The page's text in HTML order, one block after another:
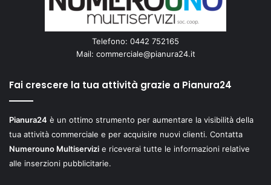
Telefono: 0442 752165
Mail: commerciale@pianura24.it
Fai crescere la tua attività grazie a Pianura24
Pianura24 è un ottimo strumento per aumentare la visibilità della
tua attività commerciale e per acquisire nuovi clienti. Contatta
Numerouno Multiservizi e riceverai tutte le informazioni relative
alle inserzioni pubblicitarie.